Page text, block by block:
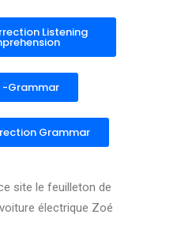
Listening
-Grammar
Grammar
site le feuilleton de
électrique Zoé